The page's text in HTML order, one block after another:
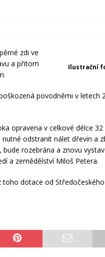
Ilustrační
zdi ve
a přitom
povodněmi v letech
opravena v celkové délce 32
odstranit nálet dřevin a
rozebrána a znovu
a zemědělství Miloš Petera.
toho dotace od